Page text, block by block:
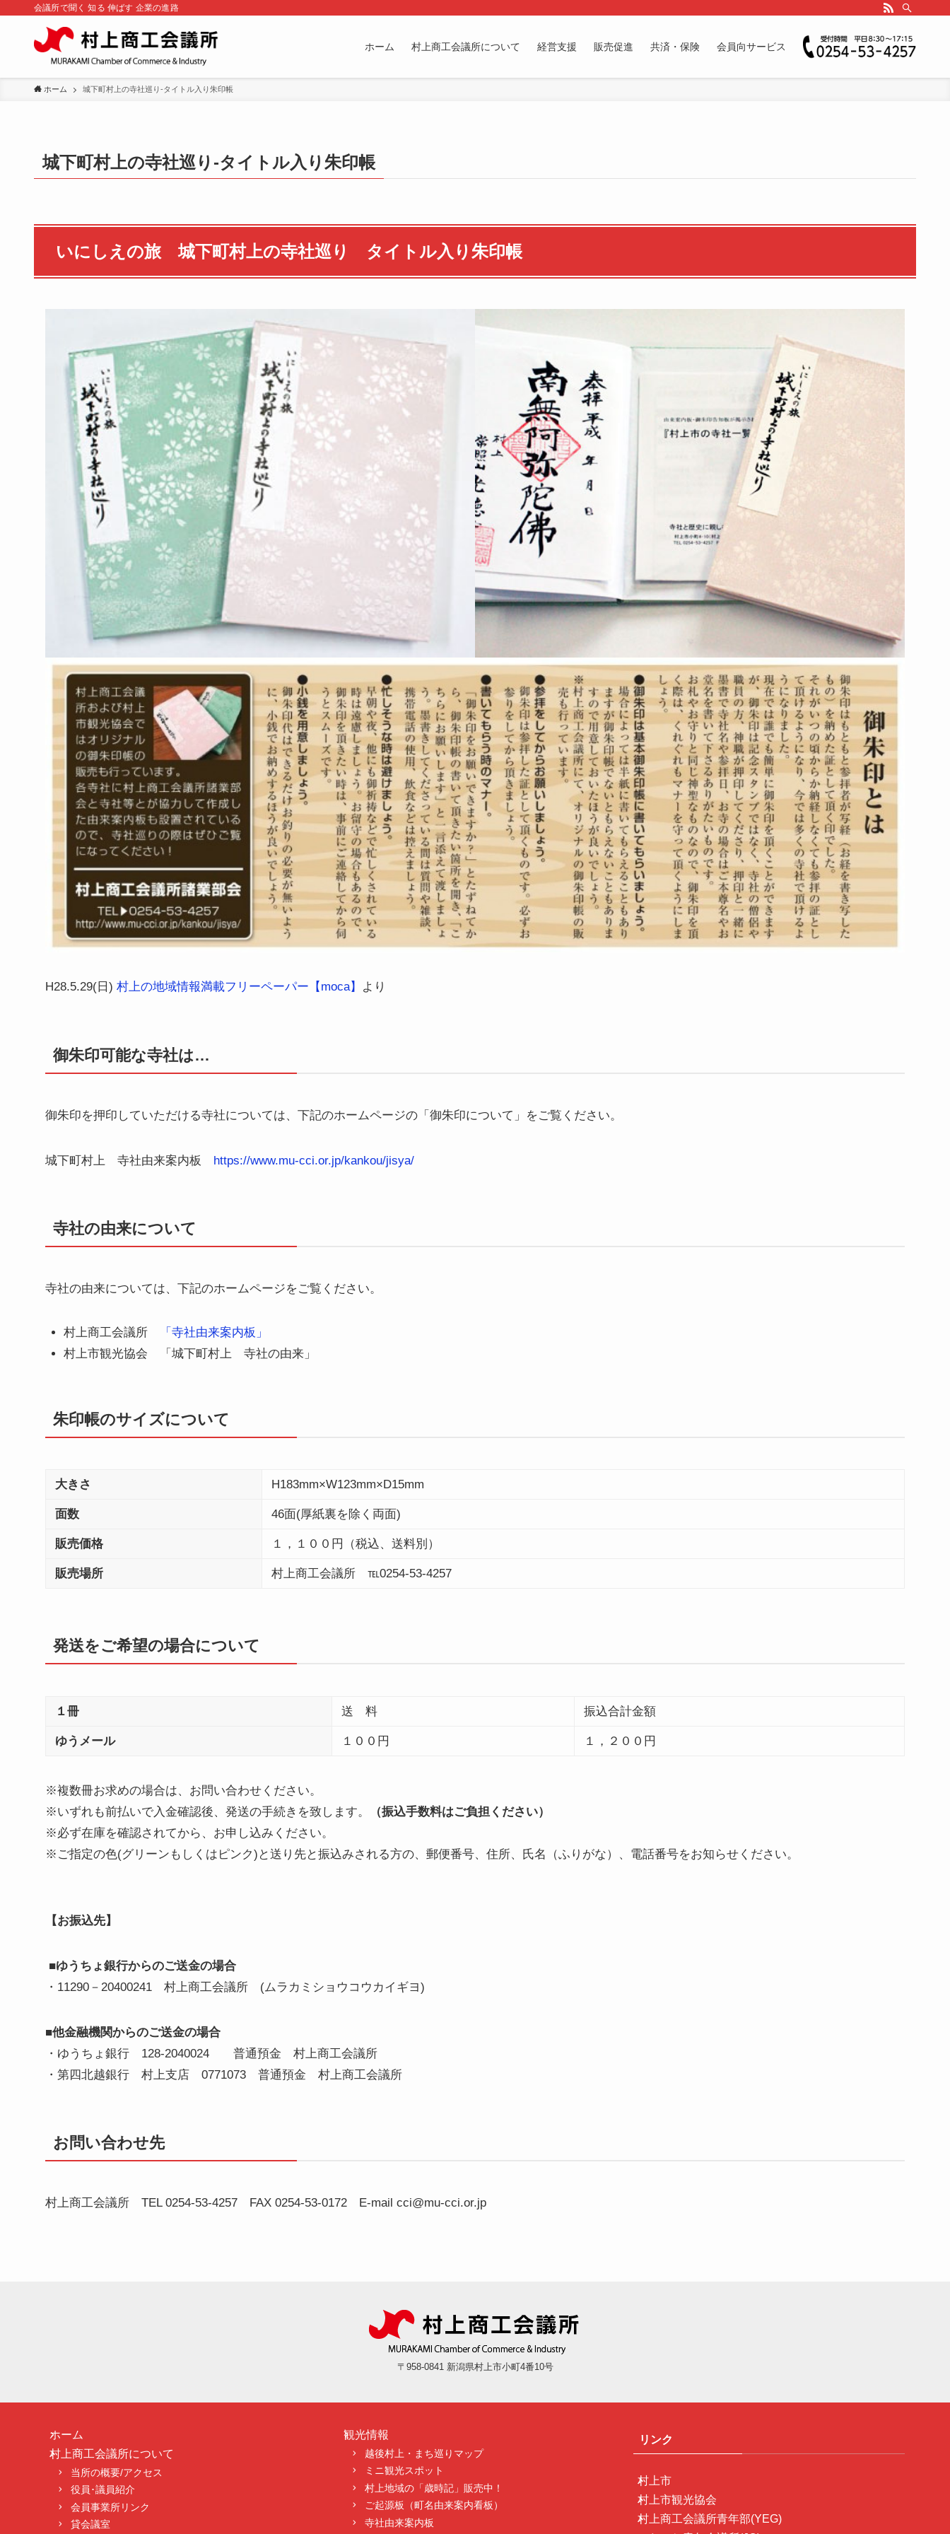
会議所で聞く 知る 伸ばす 企業の進路
ホーム 村上商工会議所について 経営支援 販売促進 共済・保険 会員向サービス
ホーム 城下町村上の寺社巡り-タイトル入り朱印帳
城下町村上の寺社巡り-タイトル入り朱印帳
いにしえの旅 城下町村上の寺社巡り タイトル入り朱印帳
H28.5.29(日) 村上の地域情報満載フリーペーパー【moca】 より
御朱印可能な寺社は…
御朱印を押印していただける寺社については、下記のホームページの「御朱印について」をご覧ください。
城下町村上 寺社由来案内板 https://www.mu-cci.or.jp/kankou/jisya/
寺社の由来について
寺社の由来については、下記のホームページをご覧ください。
村上商工会議所
「寺社由来案内板」
村上市観光協会 「城下町村上 寺社の由来」
朱印帳のサイズについて
大きさ H183mm×W123mm×D15mm
面数 46面(厚紙裏を除く両面)
販売価格 １，１００円（税込、送料別）
販売場所 村上商工会議所 ℡0254-53-4257
発送をご希望の場合について
１冊 送 料 振込合計金額
ゆうメール １００円 １，２００円
※複数冊お求めの場合は、お問い合わせください。
※いずれも前払いで入金確認後、発送の手続きを致します。
（振込手数料はご負担ください）
※必ず在庫を確認されてから、お申し込みください。
※ご指定の色(グリーンもしくはピンク)と送り先と振込みされる方の、郵便番号、住所、氏名（ふりがな）、電話番号をお知らせください。
【お振込先】
■ゆうちょ銀行からのご送金の場合
・11290－20400241 村上商工会議所 (ムラカミショウコウカイギヨ)
■他金融機関からのご送金の場合
・ゆうちょ銀行 128-2040024 普通預金 村上商工会議所
・第四北越銀行 村上支店 0771073 普通預金 村上商工会議所
お問い合わせ先
村上商工会議所 TEL 0254-53-4257 FAX 0254-53-0172 E-mail cci@mu-cci.or.jp
〒958-0841 新潟県村上市小町4番10号
ホーム
村上商工会議所について
当所の概要/アクセス
役員･議員紹介
会員事業所リンク
貸会議室
観光情報
越後村上・まち巡りマップ
ミニ観光スポット
村上地域の「歳時記」販売中！
ご起源板（町名由来案内看板）
寺社由来案内板
リンク
村上市
村上市観光協会
村上商工会議所青年部(YEG)